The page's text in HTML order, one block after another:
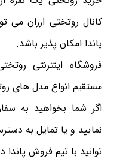
کانال روتختی ارزان می
پاندا امکان پذیر باشد.
فروشگاه اینترنتی
مستقیم انواع مدل های
اگر شما بخواهید به
نمایید و یا تمایل به
توانید با تیم فروش